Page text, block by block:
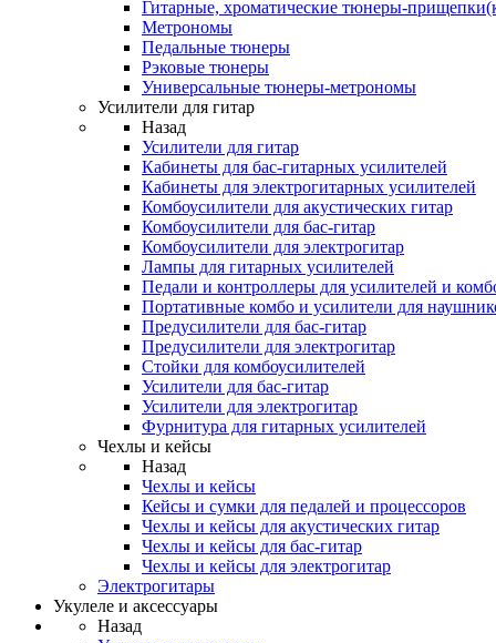
Гитарные, хроматические тюнеры-
Метрономы
Педальные тюнеры
Рэковые тюнеры
Универсальные тюнеры-метрономы
Усилители для гитар
Назад
Усилители для гитар
Кабинеты для бас-гитарных усилителей
Кабинеты для электрогитарных усилителей
Комбоусилители для акустических гитар
Комбоусилители для бас-гитар
Комбоусилители для электрогитар
Лампы для гитарных усилителей
Педали и контроллеры для усилителей и
Портативные комбо и усилители для
Предусилители для бас-гитар
Предусилители для электрогитар
Стойки для комбоусилителей
Усилители для бас-гитар
Усилители для электрогитар
Фурнитура для гитарных усилителей
Чехлы и кейсы
Назад
Чехлы и кейсы
Кейсы и сумки для педалей и процессоров
Чехлы и кейсы для акустических гитар
Чехлы и кейсы для бас-гитар
Чехлы и кейсы для электрогитар
Электрогитары
Укулеле и аксессуары
Назад